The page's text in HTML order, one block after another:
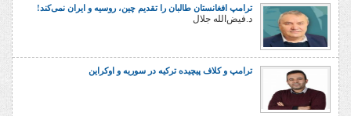
ترامپ افغانستان طالبان را تقدیم چین، روسیه و ایران نمی‌کند!
د.فیض‌الله جلال
ترامپ و کلاف پیچیده ترکیه در سوریه و اوکراین